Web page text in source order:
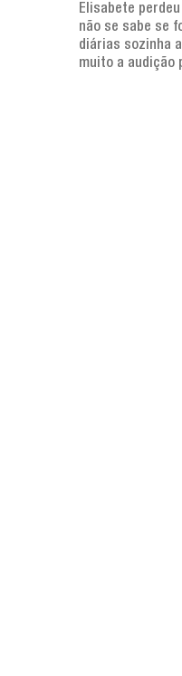
Elisabete
não se sabe se
diárias sozinha
muito a audição